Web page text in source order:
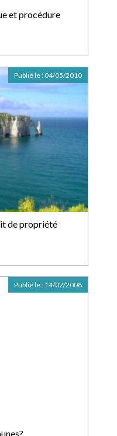
et procédure
de propriété
Publié le : 04/05/2010
Publié le : 14/02/2008